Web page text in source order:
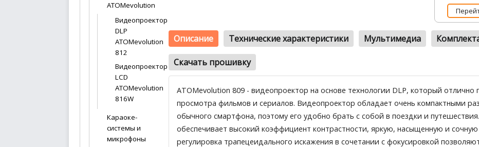
Описание Технические характеристики Мультимедиа
Скачать прошивку
ATOMevolution 809 - видеопроектор на основе технологии DLP, который
просмотра фильмов и сериалов. Видеопроектор обладает очень компактными
обычного смартфона, поэтому его удобно брать с собой в поездки и
обеспечивает высокий коэффициент контрастности, яркую, насыщенную и сочную
регулировка трапецеидального искажения в сочетании с фокусировкой
ATOMevolution
Видеопроектор
DLP
ATOMevolution
812
Видеопроектор
LCD
ATOMevolution
816W
Караоке-
системы и
микрофоны